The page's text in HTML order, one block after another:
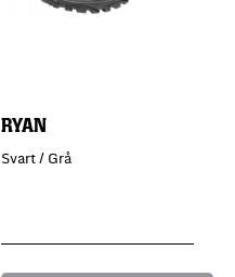
RYAN
Svart / Grå